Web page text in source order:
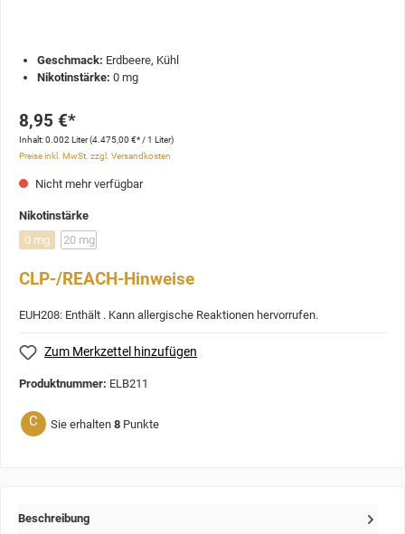
Geschmack: Erdbeere, Kühl
Nikotinstärke: 0 mg
8,95 €*
Inhalt:0.002 Liter(4.475,00 €* / 1 Liter)
Preise inkl. MwSt. zzgl. Versandkosten
Nicht mehr verfügbar
Nikotinstärke
0 mg
20 mg
CLP-/REACH-Hinweise
EUH208: Enthält . Kann allergische Reaktionen hervorrufen.
Zum Merkzettel hinzufügen
Produktnummer: ELB211
C Sie erhalten 8 Punkte
Beschreibung